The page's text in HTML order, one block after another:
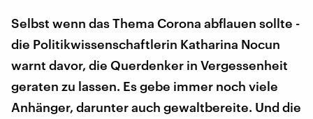
Selbst wenn das Thema Corona abflauen sollte -
die Politikwissenschaftlerin Katharina Nocun
warnt davor, die Querdenker in Vergessenheit
geraten zu lassen. Es gebe immer noch viele
Anhänger, darunter auch gewaltbereite. Und die